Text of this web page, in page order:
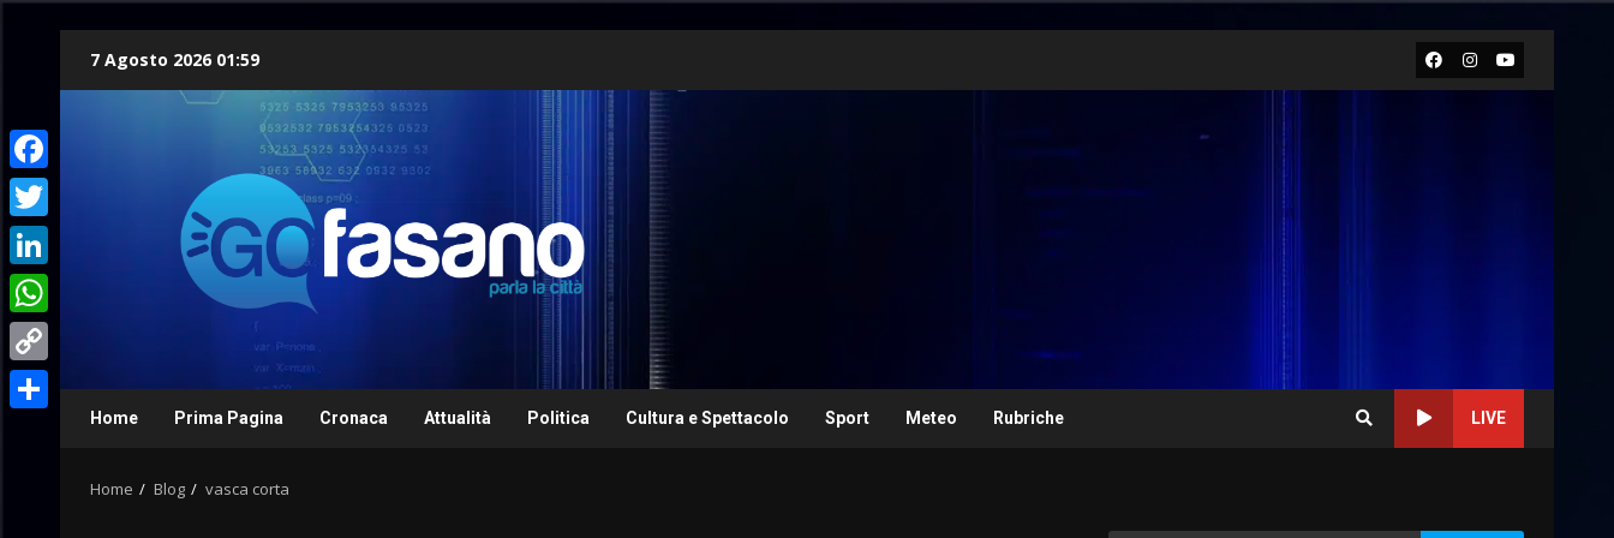
7 Agosto 2026 01:59 Facebook
Instagram
Youtube
Home Prima Pagina Cronaca Attualità Politica Cultura e Spettacolo Sport Meteo Rubriche LIVE
Home Blog vasca corta
Facebook
Twitter
LinkedIn
WhatsApp
Copy